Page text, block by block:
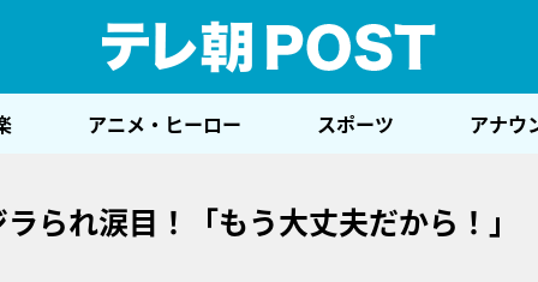
アニメ・ヒーロー スポーツ アナウ
られ涙目！「もう大丈夫だから！」